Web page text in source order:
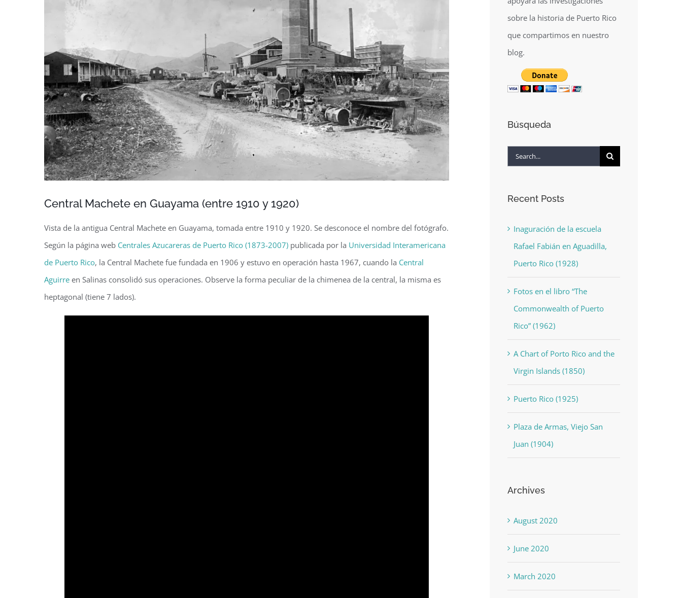
Central Machete en Guayama (entre 1910 y 1920)
Vista de la antigua Central Machete en Guayama, tomada entre 1910 y 1920. Se desconoce el nombre del fotógrafo.
Según la página web Centrales Azucareras de Puerto Rico (1873-2007) publicada por la Universidad Interamericana
de Puerto Rico, la Central Machete fue fundada en 1906 y estuvo en operación hasta 1967, cuando la Central
Aguirre en Salinas consolidó sus operaciones. Observe la forma peculiar de la chimenea de la central, la misma es
heptagonal (tiene 7 lados).
sobre la historia de Puerto Rico
que compartimos en nuestro
blog.
Búsqueda
Search
Recent Posts
Inaguración de la escuela
Rafael Fabián en Aguadilla,
Puerto Rico (1928)
Fotos en el libro “The
Commonwealth of Puerto
Rico” (1962)
A Chart of Porto Rico and the
Virgin Islands (1850)
Puerto Rico (1925)
Plaza de Armas, Viejo San
Juan (1904)
Archives
August 2020
June 2020
March 2020